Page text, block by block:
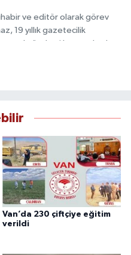
ve editör olarak görev
19 yıllık gazetecilik
yerel gündemi başta olmak
Editoryal sürece katkı sunan
doğruluk ve etik ilkeler
Van’da 230 çiftçiye eğitim
verildi